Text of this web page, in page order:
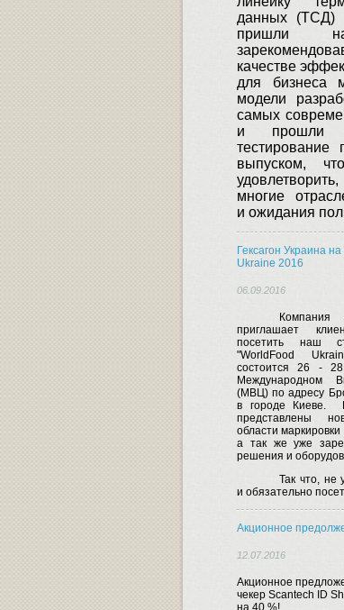
данных (ТСД)
пришли
качестве
для бизнеса
модели
самых
и прошли
тестирование
выпуском,
многие
и ожидания
Гексагон Украина
Ukraine 2016
06.09.2016
Компания
приглашает
посетить наш
"WorldFood
состоится 26 -
Международном
(МВЦ) по адресу
в городе Киеве.
представлены
области
а так же уже
решения и
Так что, не
и обязательно
Акционное
12.07.2016
Акционное
чекер Scantech ID
на 40 %!